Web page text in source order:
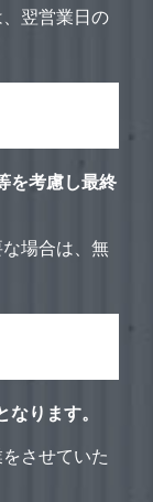
翌営業日の
を考慮し最終
場合は、無
ります。
させていた